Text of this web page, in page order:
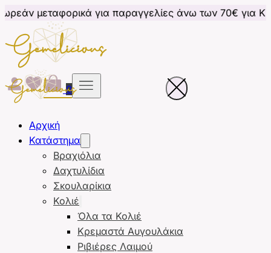
για παραγγελίες άνω των 70€ για Κύπρο
0
Αρχική
Κατάστημα
Βραχιόλια
Δαχτυλίδια
Σκουλαρίκια
Κολιέ
Όλα τα Κολιέ
Κρεμαστά Αυγουλάκια
Ριβιέρες Λαιμού